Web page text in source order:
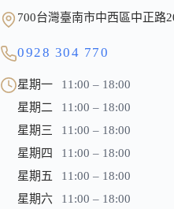
700台灣臺南市中西區中正路
0928 304 770
星期一
11:00 – 18:00
星期二
11:00 – 18:00
星期三
11:00 – 18:00
星期四
11:00 – 18:00
星期五
11:00 – 18:00
星期六
11:00 – 18:00